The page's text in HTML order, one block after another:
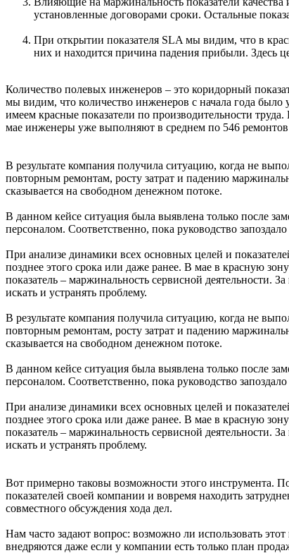
установленные договорами сроки. Остальные
При открытии показателя SLA мы видим, что в
них и находится причина падения прибыли. Здесь
Количество полевых инженеров – это коридорный
мы видим, что количество инженеров с начала года
имеем красные показатели по производительности
мае инженеры уже выполняют в среднем по 546 ремонтов
В результате компания получила ситуацию, когда не
повторным ремонтам, росту затрат и падению
сказывается на свободном денежном потоке.
В данном кейсе ситуация была выявлена только после
персоналом. Соответственно, пока руководство
При анализе динамики всех основных целей и
позднее этого срока или даже ранее. В мае в красную
показатель – маржинальность сервисной деятельности.
искать и устранять проблему.
В результате компания получила ситуацию, когда не
повторным ремонтам, росту затрат и падению
сказывается на свободном денежном потоке.
В данном кейсе ситуация была выявлена только после
персоналом. Соответственно, пока руководство
При анализе динамики всех основных целей и
позднее этого срока или даже ранее. В мае в красную
показатель – маржинальность сервисной деятельности.
искать и устранять проблему.
Вот примерно таковы возможности этого инструмента.
показателей своей компании и вовремя находить
совместного обсуждения хода дел.
Нам часто задают вопрос: возможно ли использовать
внедряются даже если у компании есть только план